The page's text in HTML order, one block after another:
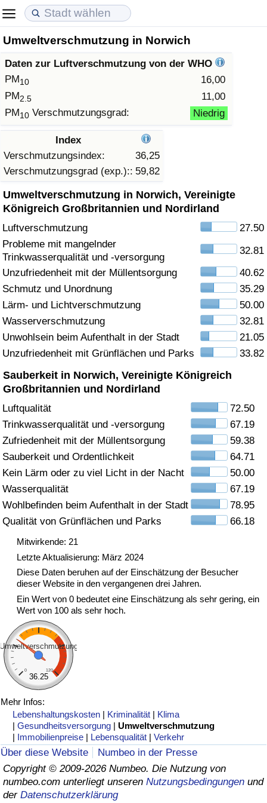
Umweltverschmutzung in Norwich
Daten zur Luftverschmutzung von der WHO
PM10
16,00
PM2.5
11,00
PM10 Verschmutzungsgrad: Niedrig
Index
Verschmutzungsindex:
36,25
Verschmutzungsgrad (exp.):: 59,82
Umweltverschmutzung in Norwich, Vereinigte
Königreich Großbritannien und Nordirland
Luftverschmutzung
27.50
Probleme mit mangelnder
Trinkwasserqualität und -versorgung
32.81
Unzufriedenheit mit der Müllentsorgung
40.62
Schmutz und Unordnung
35.29
Lärm- und Lichtverschmutzung
50.00
Wasserverschmutzung
32.81
Unwohlsein beim Aufenthalt in der Stadt
21.05
Unzufriedenheit mit Grünflächen und Parks
33.82
Sauberkeit in Norwich, Vereinigte Königreich
Großbritannien und Nordirland
Luftqualität
72.50
Trinkwasserqualität und -versorgung
67.19
Zufriedenheit mit der Müllentsorgung
59.38
Sauberkeit und Ordentlichkeit
64.71
Kein Lärm oder zu viel Licht in der Nacht
50.00
Wasserqualität
67.19
Wohlbefinden beim Aufenthalt in der Stadt
78.95
Qualität von Grünflächen und Parks
66.18
Mitwirkende: 21
Letzte Aktualisierung: März 2024
Diese Daten beruhen auf der Einschätzung der Besucher
dieser Website in den vergangenen drei Jahren.
Ein Wert von 0 bedeutet eine Einschätzung als sehr gering, ein
Wert von 100 als sehr hoch.
Umweltverschmutzung
0 120
36.25
Mehr Infos:
Lebenshaltungskosten | Kriminalität | Klima
|Gesundheitsversorgung |Umweltverschmutzung
| Immobilienpreise | Lebensqualität |Verkehr
Über diese Website
Numbeo in der Presse
Copyright © 2009-2026 Numbeo. Die Nutzung von
numbeo.com unterliegt unseren Nutzungsbedingungen und
der Datenschutzerklärung
Lebenshaltungskosten
Lebenshaltungskosten-Index (aktuell)
Lebenshaltungskosten-Index
Lebenshaltungskosten-Index nach Land
in Akaba
Immobilienpreise
Immobilienpreis-Index (aktuell)
Immobilienpreis-Index
Immobilienpreis-Index nach Land
Lebensqualität
Lebensqualität-Index
Lebensqualität-Index (aktuell)
Lebensqualitätsindex nach Land
Kriminalität
Kriminalitäts-Index (aktuell)
Kriminalitäts-Index
Kriminalitätsindex nach Land
Gesundheitsversorgung
Gesundheitsversorgungs-Index (aktuell)
Gesundheitsversorgungs-Index
Gesundheitsversorgungs-Index nach Land
Umweltverschmutzung
Umweltverschmutzungs-Index (aktuell)
Verschmutzungsindex
Umweltverschmutzungs-Index nach Land
Verkehrs-Index
Verkehrs-Index (aktuell)
Verkehrs-Index nach Land